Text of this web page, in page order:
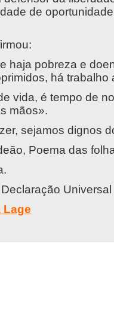
de
haja pobreza e
há trabalho
vida, é tempo de
mãos».
sejamos dignos
Poema das
Declaração
Lage